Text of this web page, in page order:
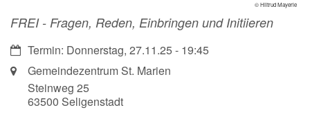
© Hiltrud Mayerle
FREI - Fragen, Reden, Einbringen und Initiieren
Datum:Termin: Donnerstag, 27.11.25 - 19:45
Ort: Gemeindezentrum St. Marien
Steinweg 25
63500 Seligenstadt